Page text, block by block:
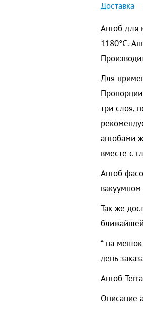
Доставка
Ангоб для
1180°C.
Для
три слоя,
ангобами
вместе с
Ангоб
Так же
ближайшей
* на мешок
день
Ангоб
Описание